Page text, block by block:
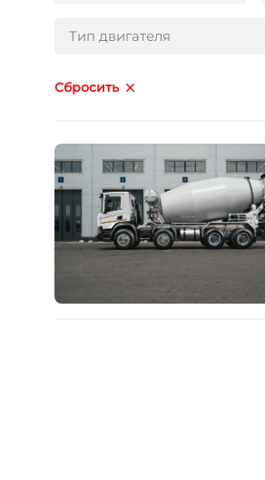
Тип двигателя
Сбросить